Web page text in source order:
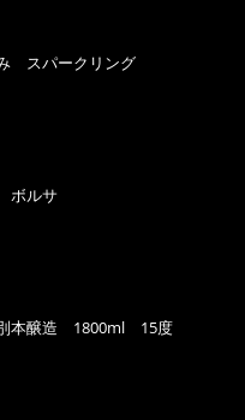
スパークリング
ボルサ
本醸造 1800ml 15度